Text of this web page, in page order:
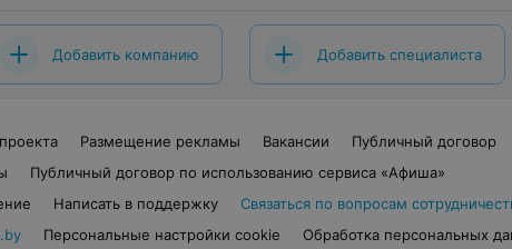
Добавить компанию Добавить специалиста
Размещение рекламы Вакансии
Публичный договор
Публичный договор по использованию сервиса «Афиша»
Написать в поддержку
Связаться по вопросам
Персональные настройки cookie Обработка персональных